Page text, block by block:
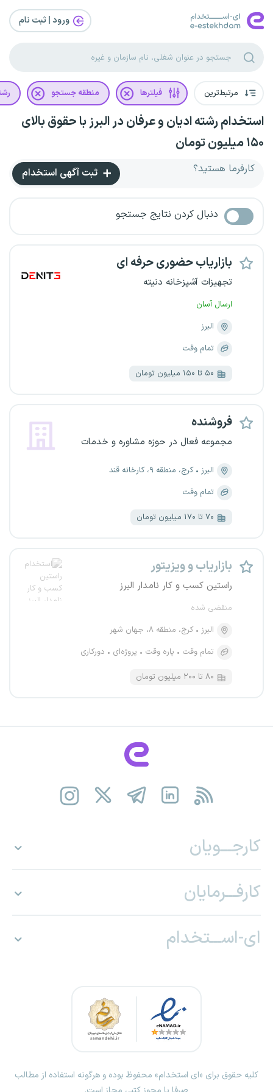
ورود | ثبت‌ نام
مرتبط‌ترین فیلترها منطقه جستجو
استخدام رشته ادیان و عرفان در البرز با حقوق بالای
۱۵۰ میلیون تومان
کارفرما هستید؟ ثبت آگهی استخدام
دنبال کردن نتایج جستجو
بازاریاب حضوری حرفه ای
تجهیزات آشپزخانه دنیته
ارسال آسان
البرز
تمام وقت
۵۰ تا ۱۵۰ میلیون تومان
فروشنده
مجموعه فعال در حوزه مشاوره و خدمات
البرز
کرج، منطقه ۹، کارخانه قند
تمام وقت
۷۰ تا ۱۷۰ میلیون تومان
بازاریاب و ویزیتور
راستین کسب و کار نامدار البرز
منقضی شده
البرز
کرج، منطقه ۸، جهان شهر
تمام وقت
پاره وقت پروژه‌ای دورکاری
۸۰ تا ۲۰۰ میلیون تومان
کارجـــویان
کارفـــرمایان
ای-اســـتخدام
کلیه حقوق برای «ای استخدام» محفوظ بوده و هرگونه استفاده از مطالب